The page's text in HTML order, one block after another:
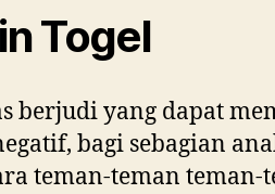
Togel
berjudi yang dapat
bagi sebagian
teman-teman teman-